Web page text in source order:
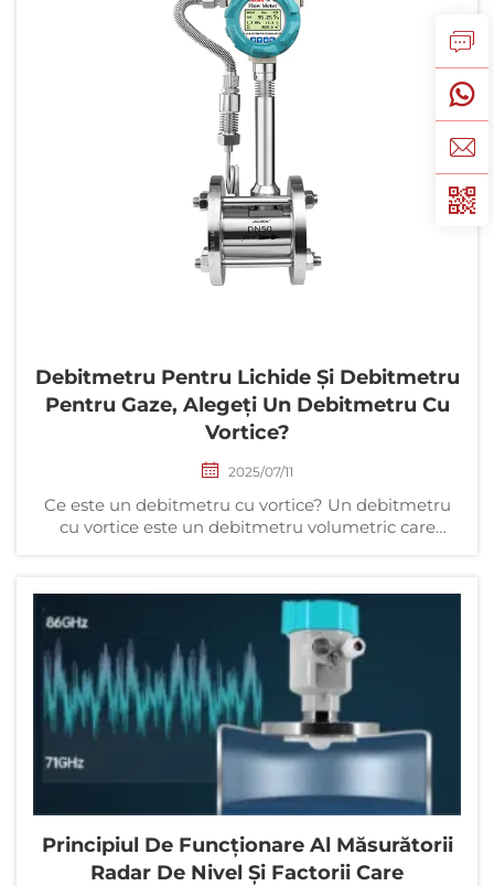
utilizarea pe termen lung; Jujea dispune de o
echipă tehnică specializată și de studii de caz ale
clienților pentru a oferi soluții profesionale de
automatizare a proceselor.
Debitmetru Pentru Lichide Și Debitmetru
Pentru Gaze, Alegeți Un Debitmetru Cu
Vortice?
2025/07/11
Ce este un debitmetru cu vortice? Un debitmetru
cu vortice este un debitmetru volumetric care
pe baza principiului vortecii Karman. Este utilizat în
principal pentru măsurarea debitului...
Principiul De Funcționare Al Măsurătorii
Radar De Nivel Și Factorii Care